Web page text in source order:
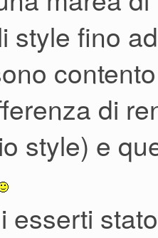
style fino
di
style) e
esserti